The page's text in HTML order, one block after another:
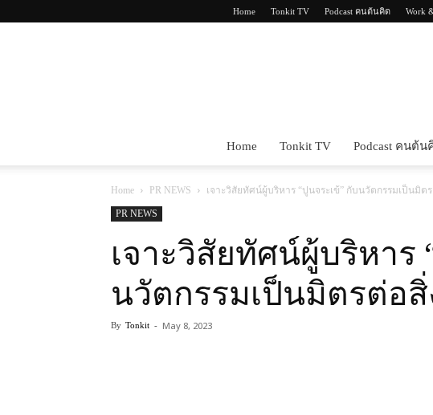
Home Tonkit TV Podcast คนต้นคิด Work
Home Tonkit TV Podcast คนต้น
Home PR NEWS เจาะวิสัยทัศน์ผู้บริหาร “ปูนจระเข้” กับนวัตกรรมเป็นมิต
PR NEWS
เจาะวิสัยทัศน์ผู้บริหาร
นวัตกรรมเป็นมิตรต่อ
By Tonkit - May 8, 2023